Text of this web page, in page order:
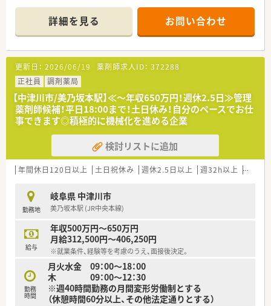
＼ こんな会社です ／
■昭和55年に開局し、
長らく地域の皆様に愛され続けている薬局です。
■各店舗、メインに応需している科目が違うため、
ご希望により様々な店舗を経験することも可能です。
固定の店舗でのご勤務も可能ですので、ご希望お聞かせくださ
い！
■温和な社長のもと、スタッフ間の仲もよく、
あたたかい雰囲気の店舗を作っています。
■ご家庭の事情や背景（子育てや介護など）にも配慮しており、
勤務条件等、柔軟にご対応いただける会社です。
＼ 充実した研修内容 ／
■月に一度、メーカーさんによる研修を行っています。
病態と治療について学びます。
※コロナ禍の影響により、若干変動有
■ご希望の外部研修に対して、会社が研修費用を負担します。
詳細を見る お問い合わせ
更新日： 2026/06/19 薬剤師求人ID： 372288
正社員
調剤薬局
【中津川市/美乃坂本駅】≪～年収650万円！週休2.5日≫管理
薬剤師候補！平日18:00まで！土日休み！自分のペースでお仕
事できます◎積極的に機械化を進める企業
検討リストに追加
年間休日120日以上 土日祝休み 週休2.5日以上 週32h以上 ブラ
勤務地
岐阜県 中津川市
美乃坂本駅 (JR中央本線)
給与
年収500万円～650万円
月給312,500円～406,250円
※就業条件、経験等を考慮のうえ、面接後決定。
勤務
時間
月火水金 09：00～18：00
木 09：00～12：30
※週40時間勤務の月間変形労働制とする
（休憩時間60分以上、その他法定通りとする）